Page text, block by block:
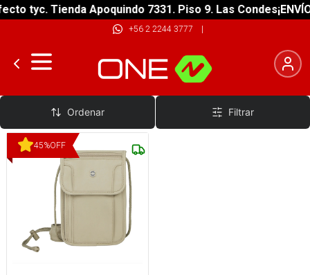
tyc. Tienda Apoquindo 7331. Piso 9. Las Condes
+56 2 2244 3777 |
Carteras
Ordenar Filtrar
45%OFF